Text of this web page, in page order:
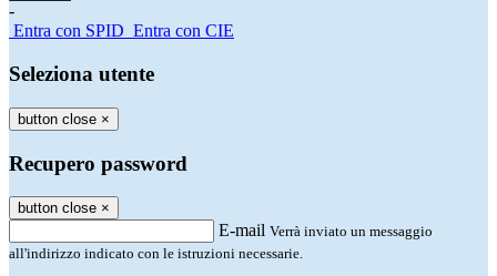
-
Entra con SPID Entra con CIE
Seleziona utente
button close ×
Recupero password
button close ×
E-mail Verrà inviato un messaggio
all'indirizzo indicato con le istruzioni necessarie.